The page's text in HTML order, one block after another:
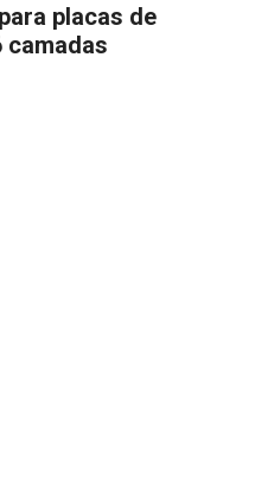
placas de